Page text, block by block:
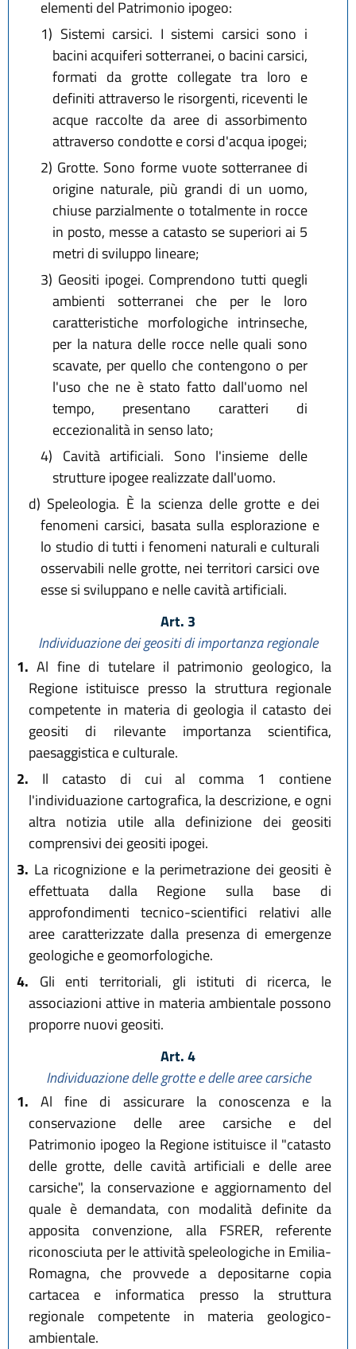
elementi del Patrimonio ipogeo:
1) Sistemi carsici. I sistemi carsici sono i
bacini acquiferi sotterranei, o bacini carsici,
formati da grotte collegate tra loro e
definiti attraverso le risorgenti, riceventi le
acque raccolte da aree di assorbimento
attraverso condotte e corsi d'acqua ipogei;
2) Grotte. Sono forme vuote sotterranee di
origine naturale, più grandi di un uomo,
chiuse parzialmente o totalmente in rocce
in posto, messe a catasto se superiori ai 5
metri di sviluppo lineare;
3) Geositi ipogei. Comprendono tutti quegli
ambienti sotterranei che per le loro
caratteristiche morfologiche intrinseche,
per la natura delle rocce nelle quali sono
scavate, per quello che contengono o per
l'uso che ne è stato fatto dall'uomo nel
tempo, presentano caratteri di
eccezionalità in senso lato;
4) Cavità artificiali. Sono l'insieme delle
strutture ipogee realizzate dall'uomo.
d) Speleologia. È la scienza delle grotte e dei
fenomeni carsici, basata sulla esplorazione e
lo studio di tutti i fenomeni naturali e culturali
osservabili nelle grotte, nei territori carsici ove
esse si sviluppano e nelle cavità artificiali.
Art. 3
Individuazione dei geositi di importanza regionale
1. Al fine di tutelare il patrimonio geologico, la
Regione istituisce presso la struttura regionale
competente in materia di geologia il catasto dei
geositi di rilevante importanza scientifica,
paesaggistica e culturale.
2. Il catasto di cui al comma 1 contiene
l'individuazione cartografica, la descrizione, e ogni
altra notizia utile alla definizione dei geositi
comprensivi dei geositi ipogei.
3. La ricognizione e la perimetrazione dei geositi è
effettuata dalla Regione sulla base di
approfondimenti tecnico-scientifici relativi alle
aree caratterizzate dalla presenza di emergenze
geologiche e geomorfologiche.
4. Gli enti territoriali, gli istituti di ricerca, le
associazioni attive in materia ambientale possono
proporre nuovi geositi.
Art. 4
Individuazione delle grotte e delle aree carsiche
1. Al fine di assicurare la conoscenza e la
conservazione delle aree carsiche e del
Patrimonio ipogeo la Regione istituisce il "catasto
delle grotte, delle cavità artificiali e delle aree
carsiche", la conservazione e aggiornamento del
quale è demandata, con modalità definite da
apposita convenzione, alla FSRER, referente
riconosciuta per le attività speleologiche in Emilia-
Romagna, che provvede a depositarne copia
cartacea e informatica presso la struttura
regionale competente in materia geologico-
ambientale.